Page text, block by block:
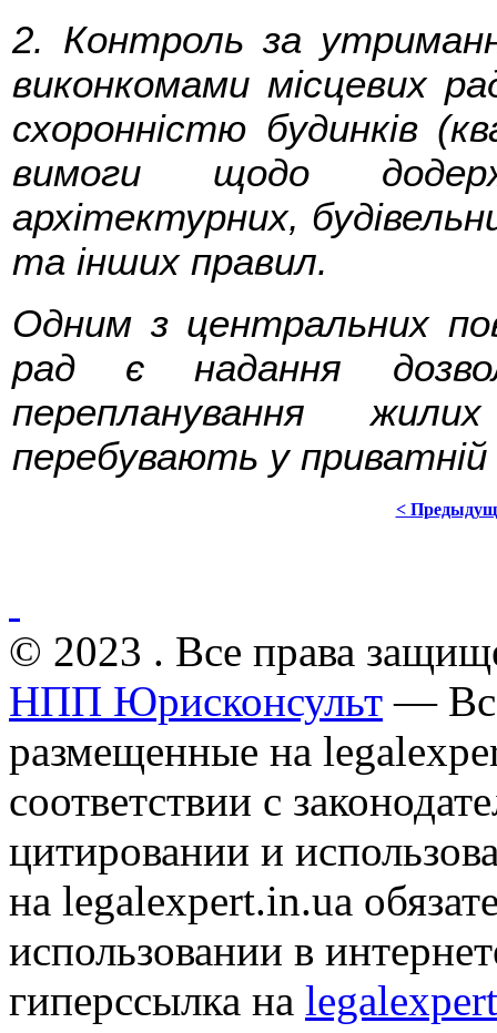
2. Контроль за
виконкомами місцевих
схоронністю будинків
вимоги щодо
архітектурних,
та інших правил.
Одним з центральних
рад є надання
перепланування
перебувають у приватній
<
© 2023 . Все права
НПП Юрисконсульт —
размещенные на
соответствии с
цитировании и
на legalexpert.in.ua
использовании в
гиперссылка на